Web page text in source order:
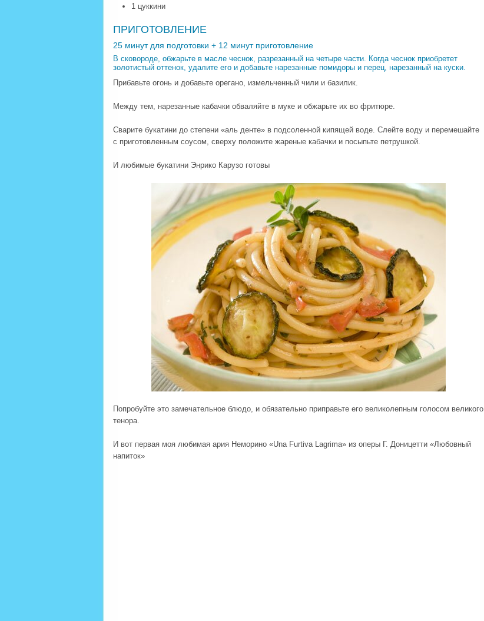
1 цуккини
ПРИГОТОВЛЕНИЕ
25 минут для подготовки + 12 минут приготовление
В сковороде, обжарьте в масле чеснок, разрезанный на четыре части. Когда чеснок приобретет
золотистый оттенок, удалите его и добавьте нарезанные помидоры и перец, нарезанный на куски.
Прибавьте огонь и добавьте орегано, измельченный чили и базилик.
Между тем, нарезанные кабачки обваляйте в муке и обжарьте их во фритюре.
Сварите букатини до степени «аль денте» в подсоленной кипящей воде. Слейте воду и перемешайте
с приготовленным соусом, сверху положите жареные кабачки и посыпьте петрушкой.
И любимые букатини Энрико Карузо готовы
Попробуйте это замечательное блюдо, и обязательно приправьте его великолепным голосом великого
тенора.
И вот первая моя любимая ария Неморино «Una Furtiva Lagrima» из оперы Г. Доницетти «Любовный
напиток»